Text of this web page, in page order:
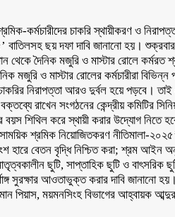
কর্মচারীদের চাকরি স্থায়ীকরণ ও
ছয় দফা দাবি জানানো হয়।
দৈনিক মজুরি ও মাস্টার রোলে কর্মরত
মজুরি ও মাস্টার রোলের কর্মচারীরা
নিরাপত্তা আরও দুর্বল হয়ে পড়বে।
রাখেন সংগঠনের কেন্দ্রীয় কমিটির
শিথিল করে স্থায়ী করার উদ্যোগ নিতে
শ্রমিক নিয়োজিতকরণ নীতিমালা-
হারে বেতন বৃদ্ধি নিশ্চিত করা; শ্রম আইন
ছুটি, সাপ্তাহিক ছুটি ও
সুরক্ষার আওতাভুক্ত করার দাবি
ময়মনসিংহ বিভাগের আহ্বায়ক